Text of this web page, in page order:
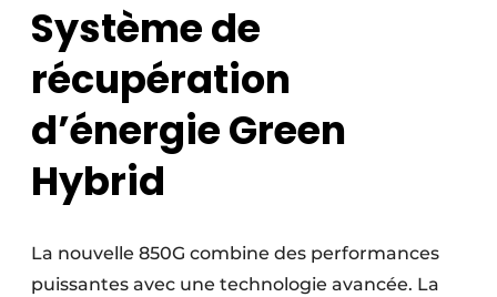
Système de
récupération
d’énergie Green
Hybrid
La nouvelle 850G combine des performances
puissantes avec une technologie avancée. La